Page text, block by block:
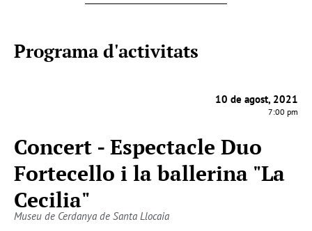
Programa d'activitats
10 de agost, 2021
7:00 pm
Concert - Espectacle Duo
Fortecello i la ballerina "La
Cecilia"
Museu de Cerdanya de Santa Llocaia